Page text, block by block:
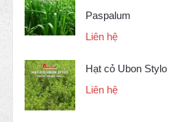
Paspalum
Liên hệ
Hạt cỏ Ubon Stylo
Liên hệ